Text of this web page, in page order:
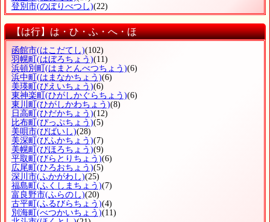
登別市(のぼりべつし)(22)
【は行】は・ひ・ふ・へ・ほ
函館市(はこだてし)(102)
羽幌町 (はぼろちょう)(11)
浜頓別町 (はまとんべつちょう)(6)
浜中町 (はまなかちょう)(6)
美瑛町 (びえいちょう)(6)
東神楽町 (ひがしかぐらちょう)(6)
東川町 (ひがしかわちょう)(8)
日高町 (ひだかちょう)(12)
比布町 (ぴっぷちょう)(5)
美唄市(びばいし)(28)
美深町 (びふかちょう)(7)
美幌町 (びほろちょう)(9)
平取町 (びらとりちょう)(6)
広尾町 (ひろおちょう)(5)
深川市(ふかがわし)(25)
福島町 (ふくしまちょう)(7)
富良野市(ふらのし)(20)
古平町 (ふるびらちょう)(4)
別海町 (べつかいちょう)(11)